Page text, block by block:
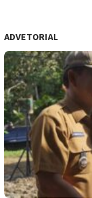
ADVETORIAL